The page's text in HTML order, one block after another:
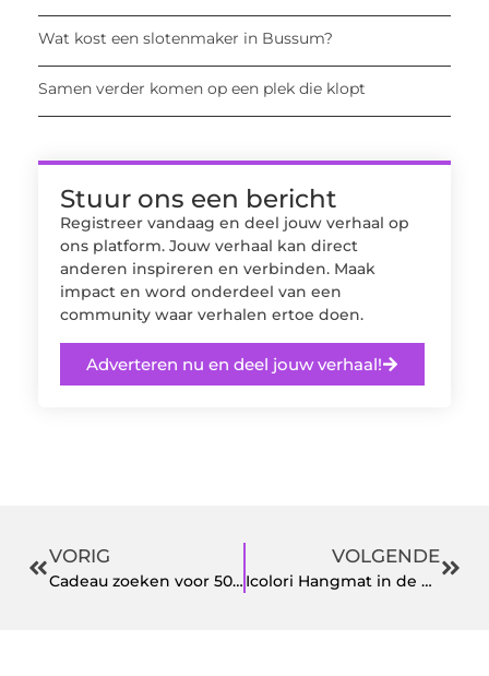
Wat kost een slotenmaker in Bussum?
Samen verder komen op een plek die klopt
Stuur ons een bericht
Registreer vandaag en deel jouw verhaal op
ons platform. Jouw verhaal kan direct
anderen inspireren en verbinden. Maak
impact en word onderdeel van een
community waar verhalen ertoe doen.
Adverteren nu en deel jouw verhaal!
VORIG
Cadeau zoeken voor 50 jaar getrouwd
VOLGENDE
Icolori Hangmat in de volkskrant